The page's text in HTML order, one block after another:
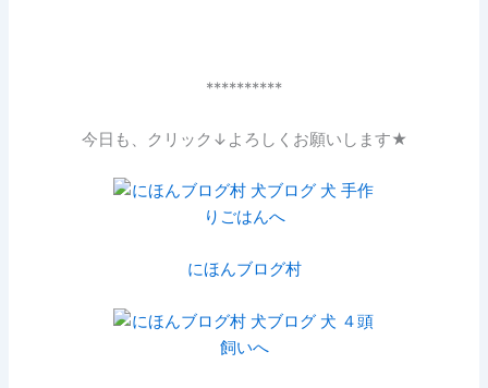
**********
今日も、クリック↓よろしくお願いします★
にほんブログ村